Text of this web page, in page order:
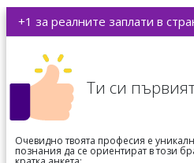
+1 за реалните заплати в
Ти си
Очевидно твоята професия е
познания да се ориентират в този